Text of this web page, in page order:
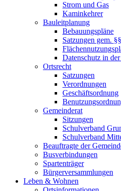
Strom und Gas
Kaminkehrer
Bauleitplanung
Bebauungspläne
Satzungen gem.
Datenschutz in
Ortsrecht
Satzungen
Verordnungen
Geschäftsordnung
Gemeinderat
Sitzungen
Schulverband
Schulverband
Beauftragte der
Busverbindungen
Spartenträger
Bürgerversammlungen
Leben & Wohnen